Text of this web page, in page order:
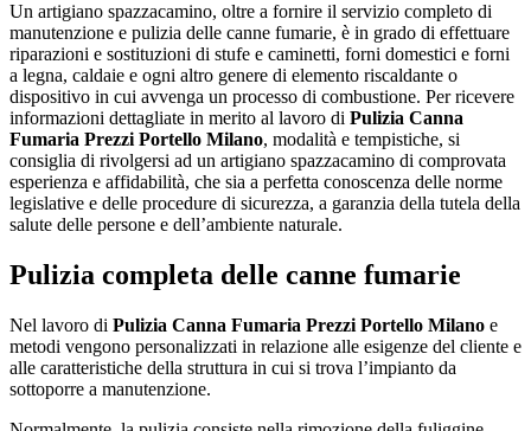
Un artigiano spazzacamino, oltre a fornire il servizio completo di
manutenzione e pulizia delle canne fumarie, è in grado di effettuare
riparazioni e sostituzioni di stufe e caminetti, forni domestici e forni
a legna, caldaie e ogni altro genere di elemento riscaldante o
dispositivo in cui avvenga un processo di combustione. Per ricevere
informazioni dettagliate in merito al lavoro di Pulizia Canna
Fumaria Prezzi Portello Milano, modalità e tempistiche, si
consiglia di rivolgersi ad un artigiano spazzacamino di comprovata
esperienza e affidabilità, che sia a perfetta conoscenza delle norme
legislative e delle procedure di sicurezza, a garanzia della tutela della
salute delle persone e dell’ambiente naturale.
Pulizia completa delle canne fumarie
Nel lavoro di Pulizia Canna Fumaria Prezzi Portello Milano e
metodi vengono personalizzati in relazione alle esigenze del cliente e
alle caratteristiche della struttura in cui si trova l’impianto da
sottoporre a manutenzione.